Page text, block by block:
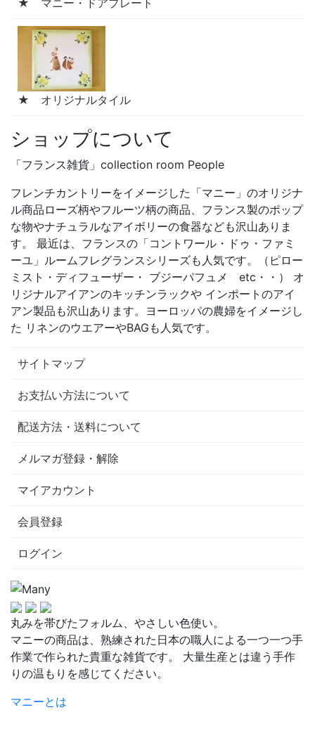
★ マニー・ドアプレート
★ オリジナルタイル
ショップについて
「フランス雑貨」collection room People
フレンチカントリーをイメージした「マニー」のオリジナ
ル商品ローズ柄やフルーツ柄の商品、フランス製のポップ
な物やナチュラルなアイボリーの食器なども沢山ありま
す。 最近は、フランスの「コントワール・ドゥ・ファミ
ーユ」ルームフレグランスシリーズも人気です。（ピロー
ミスト・ディフューザー・ ブジーパフュメ etc・・） オ
リジナルアイアンのキッチンラックや インポートのアイ
アン製品も沢山あります。ヨーロッパの農婦をイメージし
た リネンのウエアーやBAGも人気です。
サイトマップ
お支払い方法について
配送方法・送料について
メルマガ登録・解除
マイアカウント
会員登録
ログイン
丸みを帯びたフォルム、やさしい色使い。
マニーの商品は、熟練された日本の職人による一つ一つ手
作業で作られた貴重な雑貨です。 大量生産とは違う手作
りの温もりを感じてください。
マニーとは